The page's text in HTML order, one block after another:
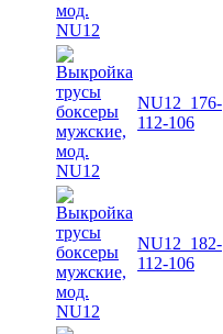
NU12_176-
112-106
NU12_182-
112-106